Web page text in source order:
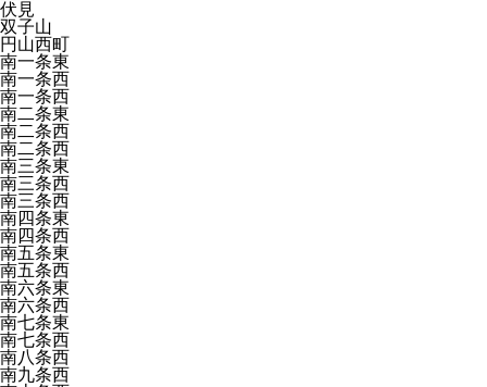
伏見
双子山
円山西町
南一条東
南一条西
南一条西
南二条東
南二条西
南二条西
南三条東
南三条西
南三条西
南四条東
南四条西
南五条東
南五条西
南六条東
南六条西
南七条東
南七条西
南八条西
南九条西